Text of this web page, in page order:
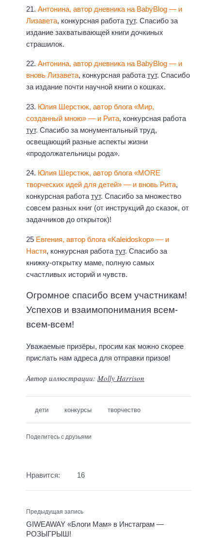
21. Антонина, автор дневника на BabyBlog — и
Лизавета, конкурсная работа тут. Спасибо за
издание захватывающей книги дочкиных
страшилок.
22. Антонина, автор дневника на BabyBlog — и
вновь Лизавета, конкурсная работатут. Спасибо
за издание почти научной книги о кошках.
23. Юлия Шерстюк, автор блога «Мир,
созданный мною» — и Рита, конкурсная работа
тут. Спасибо за монументальный труд,
освещающий разные аспекты жизни
«продолжательницы рода».
24. Юлия Шерстюк, автор блога «MORE
творческих идей для детей» — и вновь Рита,
конкурсная работатут. Спасибо за множество
совсем разных книг (от инструкций до сказок, от
задачников до открыток)!
25 Евгения, автор блога «Kaleidoskop» — и
Настя, конкурсная работа тут. Спасибо за
книжку-открытку маме, полную самых
счастливых историй и чувств.
Огромное спасибо всем участникам!
Успехов и взаимопонимания всем-
всем-всем!
Уважаемые призёры, просим как можно скорее
прислать нам адреса для отправки призов!
Автор иллюстрации: Molly Harrison
дети конкурсы творчество
Поделитесь с друзьями
Нравится: 16
Предыдущая запись
GIWEAWAY «Блоги Мам» в Инстаграм —
РОЗЫГРЫШ!